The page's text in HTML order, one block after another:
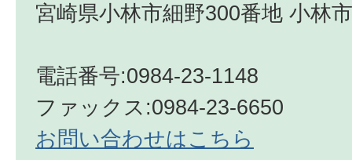
宮崎県小林市細野300番地 小林
電話番号:0984-23-1148
ファックス:0984-23-6650
お問い合わせはこちら